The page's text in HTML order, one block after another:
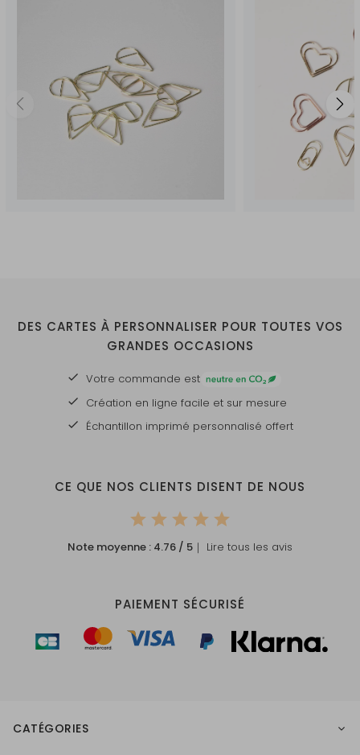
DES CARTES À PERSONNALISER POUR TOUTES VOS
GRANDES OCCASIONS
Votre commande est
Création en ligne facile et sur mesure
Échantillon imprimé personnalisé offert
CE QUE NOS CLIENTS DISENT DE NOUS
Note moyenne : 4.76 / 5 ｜ Lire tous les avis
PAIEMENT SÉCURISÉ
CATÉGORIES